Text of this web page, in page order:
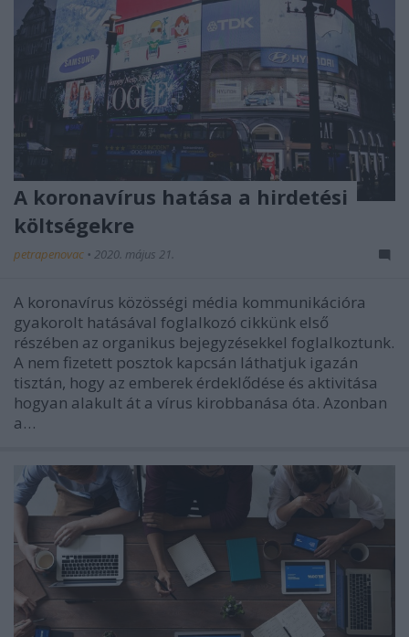
A koronavírus hatása a hirdetési
költségekre
petrapenovac • 2020. május 21.
A koronavírus közösségi média kommunikációra
gyakorolt hatásával foglalkozó cikkünk első
részében az organikus bejegyzésekkel foglalkoztunk.
A nem fizetett posztok kapcsán láthatjuk igazán
tisztán, hogy az emberek érdeklődése és aktivitása
hogyan alakult át a vírus kirobbanása óta. Azonban
a…